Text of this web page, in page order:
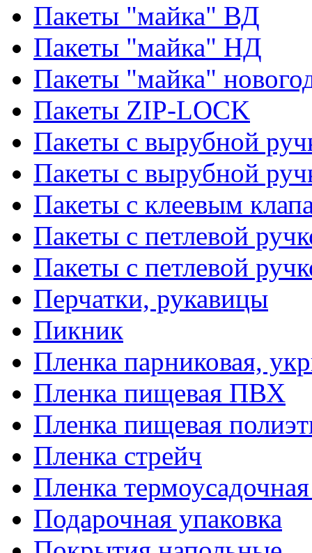
Пакеты "майка" ВД
Пакеты "майка" НД
Пакеты "майка"
Пакеты ZIP-LOCK
Пакеты с вырубной
Пакеты с вырубной
Пакеты с клеевым
Пакеты с петлевой
Пакеты с петлевой
Перчатки, рукавицы
Пикник
Пленка парниковая,
Пленка пищевая ПВХ
Пленка пищевая
Пленка стрейч
Пленка
Подарочная упаковка